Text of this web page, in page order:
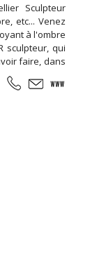
Sculpteur
etc... Venez
à l'ombre
sculpteur, qui
faire, dans
stages ...